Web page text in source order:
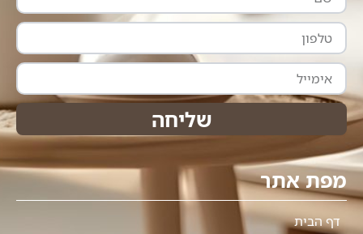
טלפון
אימייל
שליחה
מפת אתר
דף הבית